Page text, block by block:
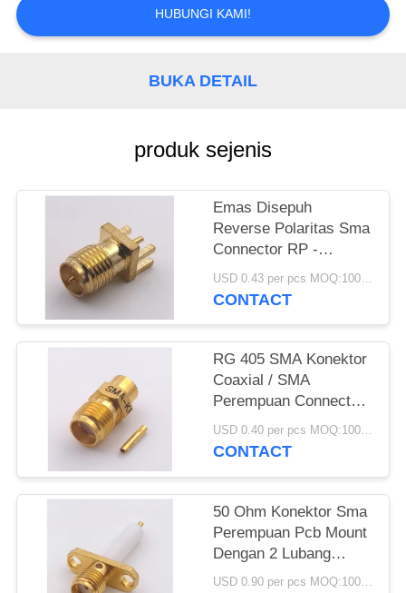
SITEMAP
HUBUNGI KAMI!
BUKA DETAIL
produk sejenis
Emas Disepuh
Reverse Polaritas Sma
Connector RP -
Konektor Plug SMA
Untuk Tebal PCB
USD 0.43 per pcs MOQ:1000 buah
CONTACT
RG 405 SMA Konektor
Coaxial / SMA
Perempuan Connector
Socket Pin Crimp
USD 0.40 per pcs MOQ:1000 buah
CONTACT
50 Ohm Konektor Sma
Perempuan Pcb Mount
Dengan 2 Lubang
Flange Berlapis Emas USD 0.90 per pcs MOQ:1000 buah